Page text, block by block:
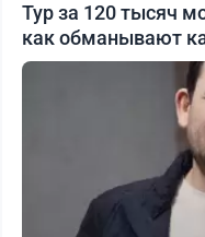
Тур за 120 тысяч
как обманывают